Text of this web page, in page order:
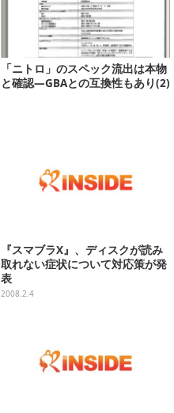
「ニトロ」のスペック流出は本物
と確認―GBAとの互換性もあり(2)
『スマブラX』、ディスクが読み
取れない症状について対応策が発
表
2008.2.4